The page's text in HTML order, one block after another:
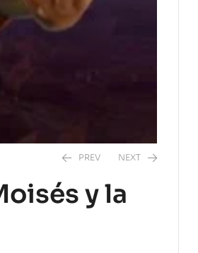
PREV NEXT
y la